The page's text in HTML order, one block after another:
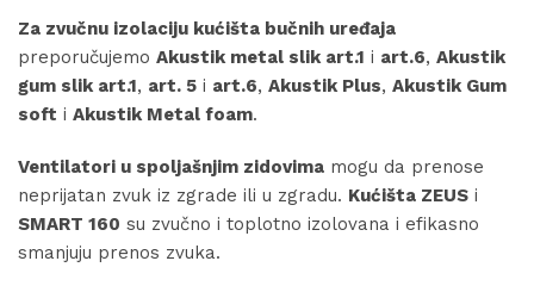
Za zvučnu izolaciju kućišta bučnih uređaja
preporučujemo Akustik metal slik art.1 i art.6, Akustik
gum slik art.1, art. 5 i art.6, Akustik Plus, Akustik Gum
soft i Akustik Metal foam.
Ventilatori u spoljašnjim zidovima mogu da prenose
neprijatan zvuk iz zgrade ili u zgradu. Kućišta ZEUS i
SMART 160 su zvučno i toplotno izolovana i efikasno
smanjuju prenos zvuka.